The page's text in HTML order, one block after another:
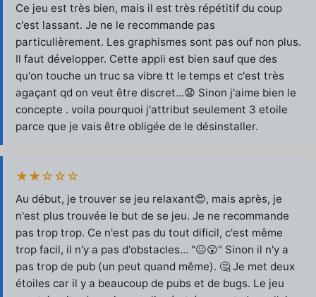
Ce jeu est très bien, mais il est très répétitif du coup
c'est lassant. Je ne le recommande pas
particulièrement. Les graphismes sont pas ouf non plus.
Il faut développer. Cette appli est bien sauf que des
qu'on touche un truc sa vibre tt le temps et c'est très
agaçant qd on veut être discret...😧 Sinon j'aime bien le
concepte . voila pourquoi j'attribut seulement 3 etoile
parce que je vais être obligée de le désinstaller.
★★☆☆☆
Au début, je trouver se jeu relaxant😍, mais après, je
n'est plus trouvée le but de se jeu. Je ne recommande
pas trop trop. Ce n'est pas du tout dificil, c'est même
trop facil, il n'y a pas d'obstacles... "😐😮" Sinon il n'y a
pas trop de pub (un peut quand même). 🤔 Je met deux
étoiles car il y a beaucoup de pubs et de bugs. Le jeu